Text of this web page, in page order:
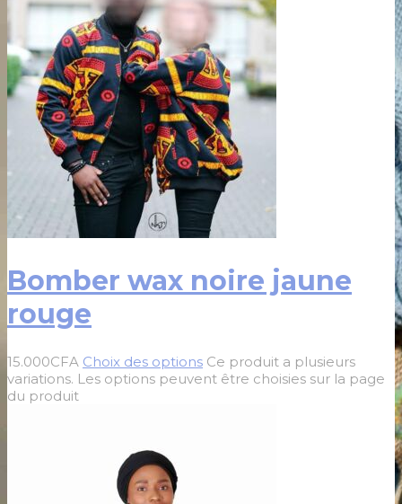
Bomber wax noire jaune
rouge
15.000CFA Choix des options Ce produit a plusieurs
variations. Les options peuvent être choisies sur la page
du produit